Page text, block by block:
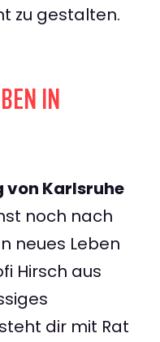
zu gestalten.
IN
von Karlsruhe
noch nach
neues Leben
Hirsch aus
dir mit Rat